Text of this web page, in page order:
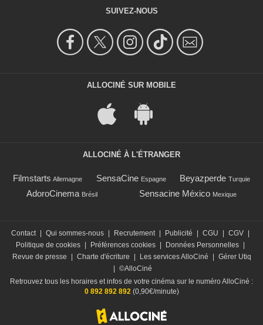
SUIVEZ-NOUS
ALLOCINÉ SUR MOBILE
ALLOCINÉ À L'ÉTRANGER
Filmstarts Allemagne SensaCine Espagne Beyazperde Turquie
AdoroCinema Brésil Sensacine México Mexique
Contact | Qui sommes-nous | Recrutement | Publicité | CGU | CGV |
Politique de cookies | Préférences cookies | Données Personnelles |
Revue de presse
| Charte d'écriture | Les services AlloCiné | Gérer Utiq
| ©AlloCiné
Retrouvez tous les horaires et infos de votre cinéma sur le numéro AlloCiné :
0 892 892 892 (0,90€/minute)